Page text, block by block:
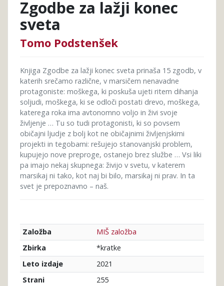
Zgodbe za lažji konec
sveta
Tomo Podstenšek
Knjiga Zgodbe za lažji konec sveta prinaša 15 zgodb, v
katerih srečamo različne, v marsičem nenavadne
protagoniste: moškega, ki poskuša ujeti ritem dihanja
soljudi, moškega, ki se odloči postati drevo, moškega,
katerega roka ima avtonomno voljo in živi svoje
življenje … Tu so tudi protagonisti, ki so povsem
običajni ljudje z bolj kot ne običajnimi življenjskimi
projekti in tegobami: rešujejo stanovanjski problem,
kupujejo nove preproge, ostanejo brez službe … Vsi liki
pa imajo nekaj skupnega: živijo v svetu, v katerem
marsikaj ni tako, kot naj bi bilo, marsikaj ni prav. In ta
svet je prepoznavno – naš.
Založba
MIŠ založba
Zbirka
*kratke
Leto izdaje
2021
Strani
255